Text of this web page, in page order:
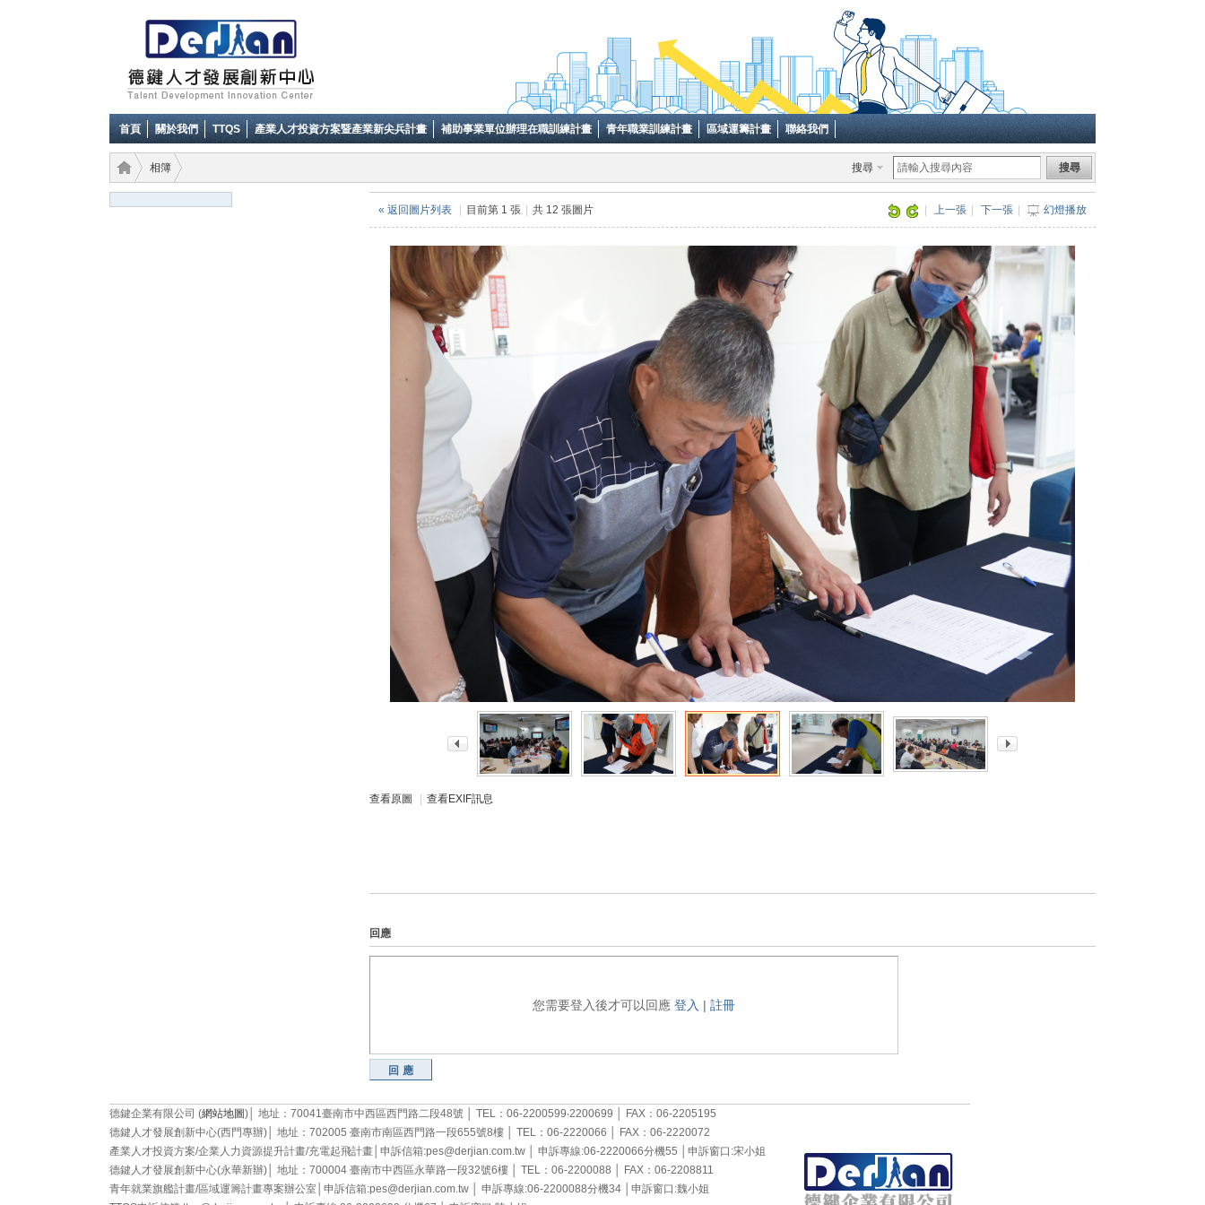
首頁 關於我們 TTQS 產業人才投資方案暨產業新尖兵計畫 補助事業單位辦理在職訓練計畫 青年職業訓練計畫 區域運籌計畫 聯絡我們
搜尋 搜尋
心:T
相簿
上一張 下一張 幻燈播放
« 返回圖片列表 目前第 1 張 共 12 張圖片
查看原圖 查看EXIF訊息
回應
您需要登入後才可以回應 登入 | 註冊
回應
德鍵企業有限公司 (網站地圖)│ 地址：70041臺南市中西區西門路二段48號 │ TEL：06-2200599‧2200699 │ FAX：06-2205195
德鍵人才發展創新中心(西門專辦)│ 地址：702005 臺南市南區西門路一段655號8樓 │ TEL：06-2220066 │ FAX：06-2220072
產業人才投資方案/企業人力資源提升計畫/充電起飛計畫│申訴信箱:pes@derjian.com.tw │ 申訴專線:06-2220066分機55 │申訴窗口:宋小姐
德鍵人才發展創新中心(永華新辦)│ 地址：700004 臺南市中西區永華路一段32號6樓 │ TEL：06-2200088 │ FAX：06-2208811
青年就業旗艦計畫/區域運籌計畫專案辦公室│申訴信箱:pes@derjian.com.tw │ 申訴專線:06-2200088分機34 │申訴窗口:魏小姐